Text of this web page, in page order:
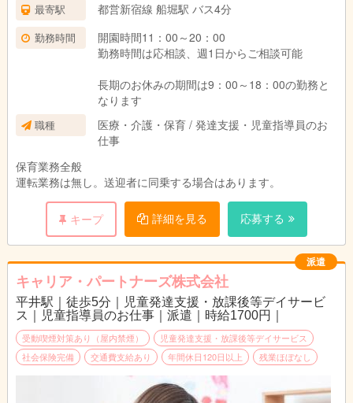
最寄駅 都営新宿線 船堀駅 バス4分
勤務時間
開園時間11：00～20：00
勤務時間は応相談、週1日からご相談可能
長期のお休みの期間は9：00～18：00の勤務と
なります
職種
医療・介護・保育 / 発達支援・児童指導員のお
仕事
保育業務全般
運転業務は無し。送迎者に同乗する場合はあります。
キープ 詳細を見る 応募する
派遣
キャリア・パートナーズ株式会社
平井駅｜徒歩5分｜児童発達支援・放課後等デイサービ
ス｜児童指導員のお仕事｜派遣｜時給1700円｜
受動喫煙対策あり（屋内禁煙）
児童発達支援・放課後等デイサービス
社会保険完備
交通費支給あり 年間休日120日以上 残業ほぼなし